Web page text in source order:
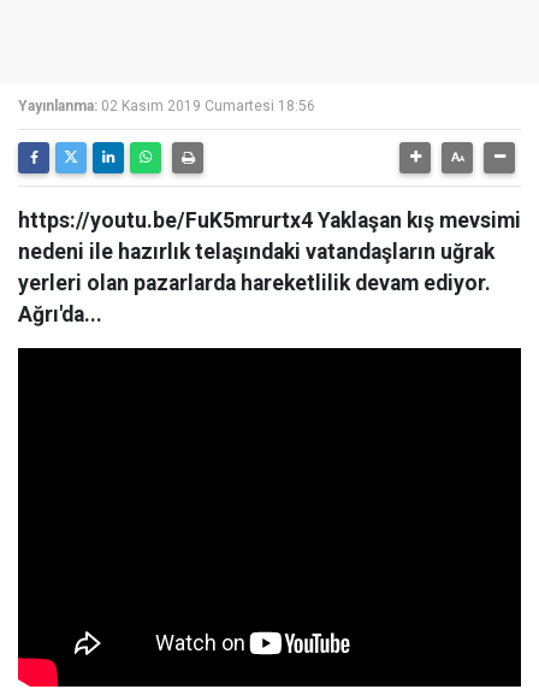
Yayınlanma: 02 Kasım 2019 Cumartesi 18:56
https://youtu.be/FuK5mrurtx4 Yaklaşan kış mevsimi
nedeni ile hazırlık telaşındaki vatandaşların uğrak
yerleri olan pazarlarda hareketlilik devam ediyor.
Ağrı'da...